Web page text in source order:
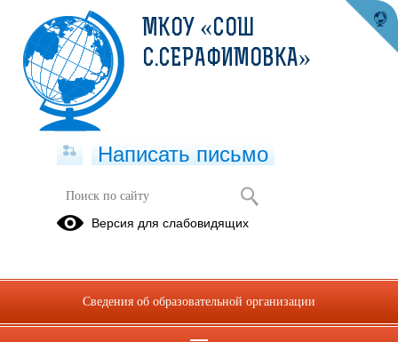
родителей
МКОУ «СОШ
С.СЕРАФИМОВКА»
Написать письмо
Версия для слабовидящих
Сведения об образовательной организации